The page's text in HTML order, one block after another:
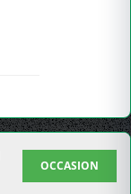
OCCASION